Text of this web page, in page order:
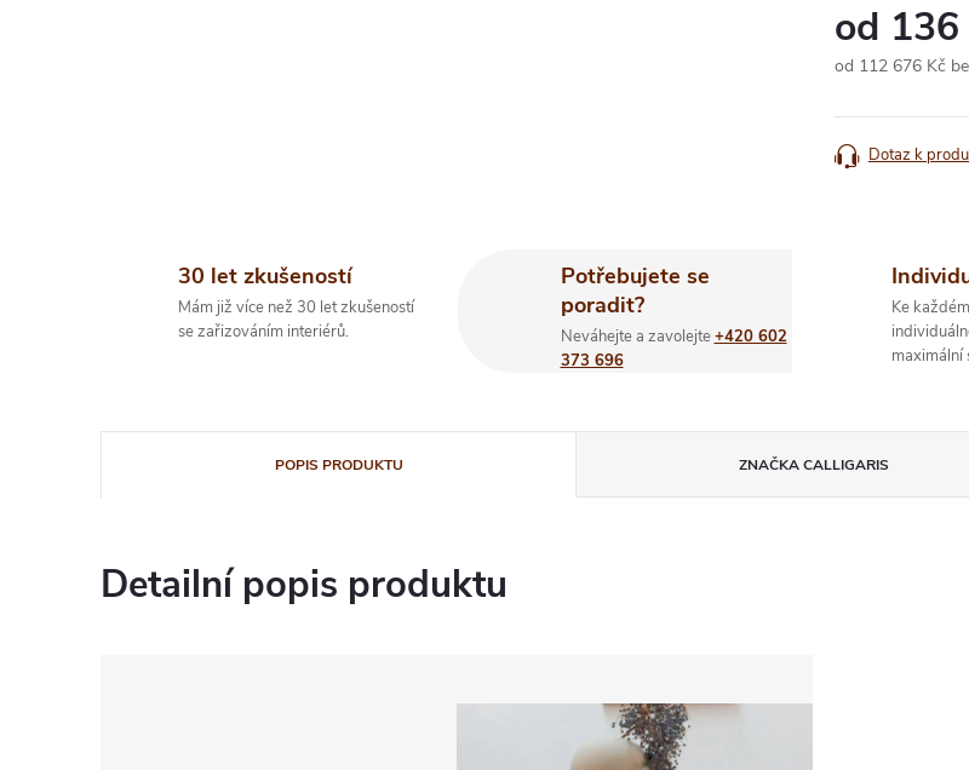
od
od 112 676 Kč
cena:
Dotaz k
30 let zkušeností
Mám již více než 30 let zkušeností
se zařizováním interiérů.
Potřebujete se
poradit?
Neváhejte a zavolejte+420 602
373 696
Ke
maximální
POPIS PRODUKTU ZNAČKACALLIGARIS
Detailní popis produktu